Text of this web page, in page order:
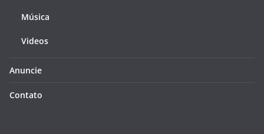
Música
Videos
Anuncie
Contato